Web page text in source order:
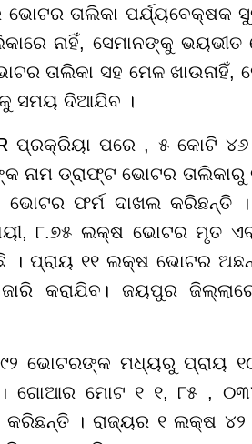
ତାଲିକା ପର୍ଯ୍ୟବେକ୍ଷକ
ନାହିଁ, ସେମାନଙ୍କୁ
ତାଲିକା ସହ ମେଳ
ସମୟ ଦିଆଯିବ ।
ପ୍ରକ୍ରିୟା ପରେ , ୫ କୋଟି
ଡ୍ରାଫ୍ଟ ଭୋଟର ତାଲିକାରୁ
ଫର୍ମ ଦାଖଲ କରିଛନ୍ତି
୮.୭୫ ଲକ୍ଷ ଭୋଟର ମୃତ
। ପ୍ରାୟ ୧୧ ଲକ୍ଷ ଭୋଟର
କରାଯିବ। ଜୟପୁର
ଭୋଟରଙ୍କ ମଧ୍ୟରୁ ପ୍ରାୟ
ଗୋଆର ମୋଟ ୧ ୧, ୮୫ ,
। ରାଜ୍ୟର ୧ ଲକ୍ଷ ୪୨